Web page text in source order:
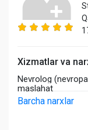
Xizmatlar va
Nevrolog
maslahat
Barcha narxlar